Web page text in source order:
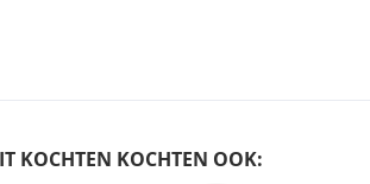
KOCHTEN KOCHTEN OOK: